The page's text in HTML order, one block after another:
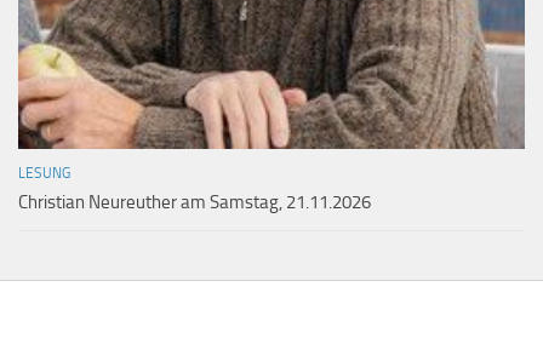
LESUNG
Christian Neureuther am Samstag, 21.11.2026